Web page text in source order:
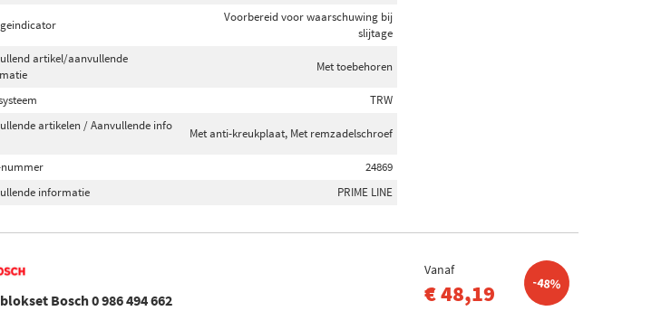
Voorbereid voor waarschuwing bij
slijtage
artikel/aanvullende
Met toebehoren
TRW
artikelen / Aanvullende info
Met anti-kreukplaat, Met remzadelschroef
nummer
24869
informatie
PRIME LINE
Bosch 0 986 494 662
Vanaf
€ 48,19 -48%